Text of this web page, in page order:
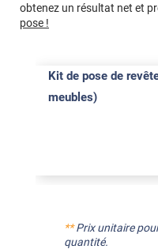
obtenez un résultat net et
pose !
Kit de pose de
meubles)
**Prix unitaire
quantité.